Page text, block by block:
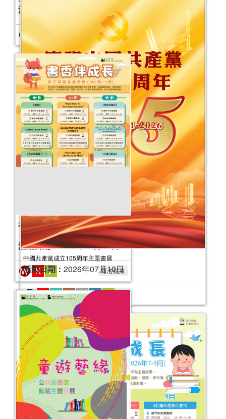
中國共產黨成立105周年主題書展
活動日期： 2026年07月10日
2025年文化局公共圖書館義工計劃
活動日期：2025年09月30日
活動報名日期：即日起至2025年10月24
日
童話真諦──公共圖書館館藏主題書展
活動日期： 2025年08月22日